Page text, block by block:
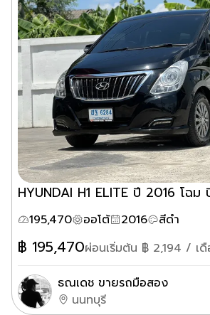
HYUNDAI H1 ELITE ปี 2016 โฉม
195,470 ออโต้ 2016 สีดำ
฿ 195,470ผ่อนเริ่มต้น ฿ 2,194 / เ
ธณเดช ขายรถมือสอง
นนทบุรี